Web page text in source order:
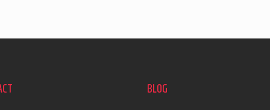
BLOG